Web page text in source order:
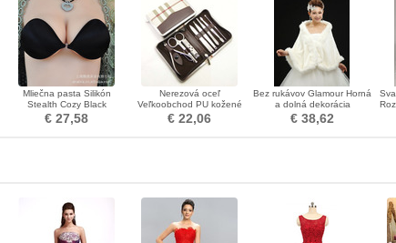
Mliečna pasta Silikón
Stealth Cozy Black
Neviditeľná podprsenka
€ 27,58
Nerezová oceľ
Veľkoobchod PU kožené
puzdro 8 kusov Najvyššej
triedy Suit nechty Clippers
€ 22,06
Bez rukávov Glamour Horná
a dolná dekorácia
svadobných šiat
€ 38,62